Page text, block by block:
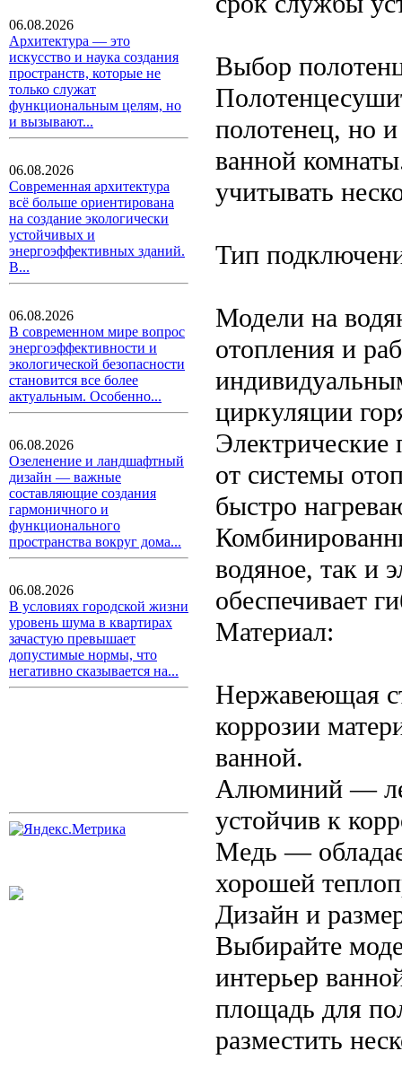
06.08.2026
Архитектура — это
искусство и наука создания
пространств, которые не
только служат
функциональным целям, но
и вызывают...
06.08.2026
Современная архитектура
всё больше ориентирована
на создание экологически
устойчивых и
энергоэффективных зданий.
В...
06.08.2026
В современном мире вопрос
энергоэффективности и
экологической безопасности
становится все более
актуальным. Особенно...
06.08.2026
Озеленение и ландшафтный
дизайн — важные
составляющие создания
гармоничного и
функционального
пространства вокруг дома...
06.08.2026
В условиях городской жизни
уровень шума в квартирах
зачастую превышает
допустимые нормы, что
негативно сказывается на...
Выбор
полотенец, но
ванной
учитывать
Тип
Модели на
отопления и
циркуляции
Электрические
от системы
быстро
водяное, так и
обеспечивает
Материал:
Нержавеющая
коррозии
ванной.
Алюминий —
устойчив к
Медь —
хорошей
Дизайн и
Выбирайте
интерьер
площадь для
разместить